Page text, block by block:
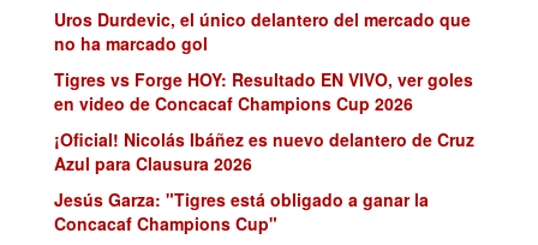
Uros Durdevic, el único delantero del mercado que
no ha marcado gol
Tigres vs Forge HOY: Resultado EN VIVO, ver goles
en video de Concacaf Champions Cup 2026
¡Oficial! Nicolás Ibáñez es nuevo delantero de Cruz
Azul para Clausura 2026
Jesús Garza: "Tigres está obligado a ganar la
Concacaf Champions Cup"